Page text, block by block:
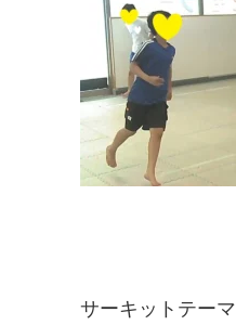
サーキットテーマ